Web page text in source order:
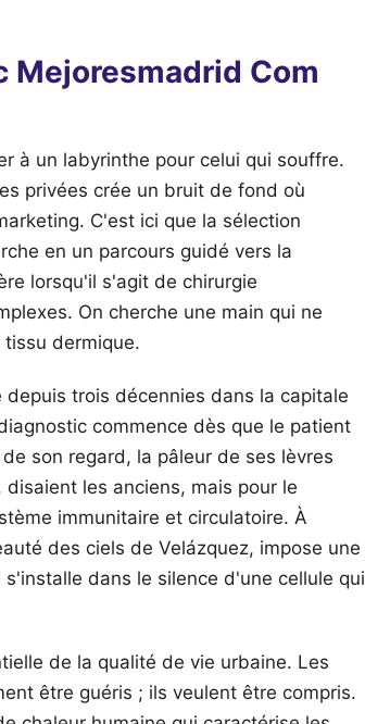
Mejoresmadrid Com
à un labyrinthe pour celui qui souffre.
privées crée un bruit de fond où
C'est ici que la sélection
en un parcours guidé vers la
lorsqu'il s'agit de chirurgie
On cherche une main qui ne
dermique.
trois décennies dans la capitale
commence dès que le patient
son regard, la pâleur de ses lèvres
les anciens, mais pour le
immunitaire et circulatoire. À
des ciels de Velázquez, impose une
dans le silence d'une cellule qui
de la qualité de vie urbaine. Les
être guéris ; ils veulent être compris.